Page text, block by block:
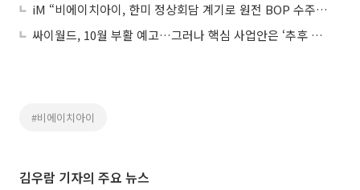
iM “비에이치아이, 한미 정상회담 계기로 원전 BOP 수주확대 가능성↑”
싸이월드, 10월 부활 예고…그러나 핵심 사업안은 ‘추후 공개’
#비에이치아이
김우람 기자의 주요 뉴스